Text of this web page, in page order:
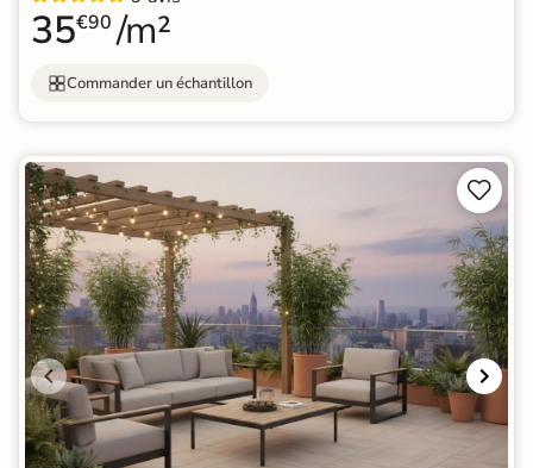
35€90 /m²
Commander un échantillon

